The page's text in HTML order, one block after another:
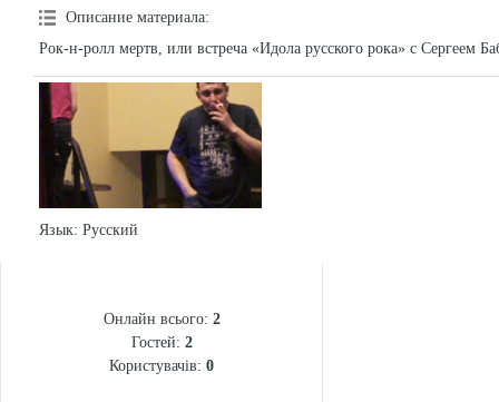
Описание материала:
Рок-н-ролл мертв, или встреча «Идола русского рока» с Сергеем
Язык: Русский
Онлайн всього: 2
Гостей: 2
Користувачів: 0